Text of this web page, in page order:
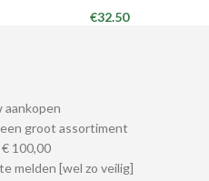
€32.50
aankopen
groot assortiment
100,00
melden [wel zo veilig]